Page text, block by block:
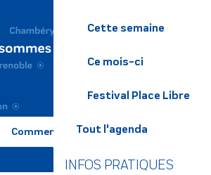
Cette semaine
Ce mois-ci
Festival Place Libre
Tout l'agenda
INFOS PRATIQUES
Comment venir ?